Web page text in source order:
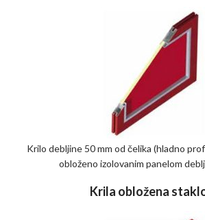
Krilo debljine 50 mm od čelika (hladno
obloženo izolovanim panelom
Krila obložena